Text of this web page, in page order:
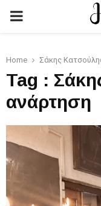
PRIMARY
Home Σάκης
Tag :
ανάρτηση